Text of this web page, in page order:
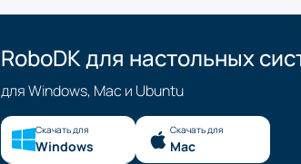
RoboDK для настольных
для Windows, Mac и Ubuntu
Скачать для
Windows
Скачать для
Mac